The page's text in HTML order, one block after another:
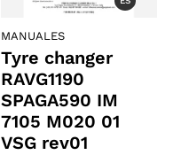
MANUALES
Tyre changer
RAVG1190
SPAGA590 IM
7105 M020 01
VSG rev01